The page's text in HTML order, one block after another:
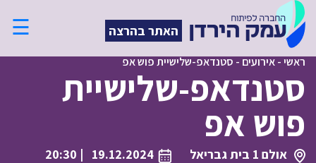
האתר בהרצה ☰
ראשי-אירועים - סטנדאפ-שלישיית פוש אפ
סטנדאפ-שלישיית
פוש אפ
אולם 1 בית גבריאל 19.12.2024
| 20:30